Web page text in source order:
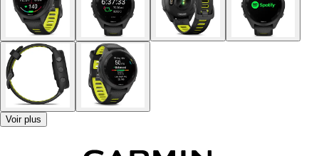
Voir plus